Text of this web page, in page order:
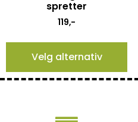
spretter
119,-
Velg alternativ